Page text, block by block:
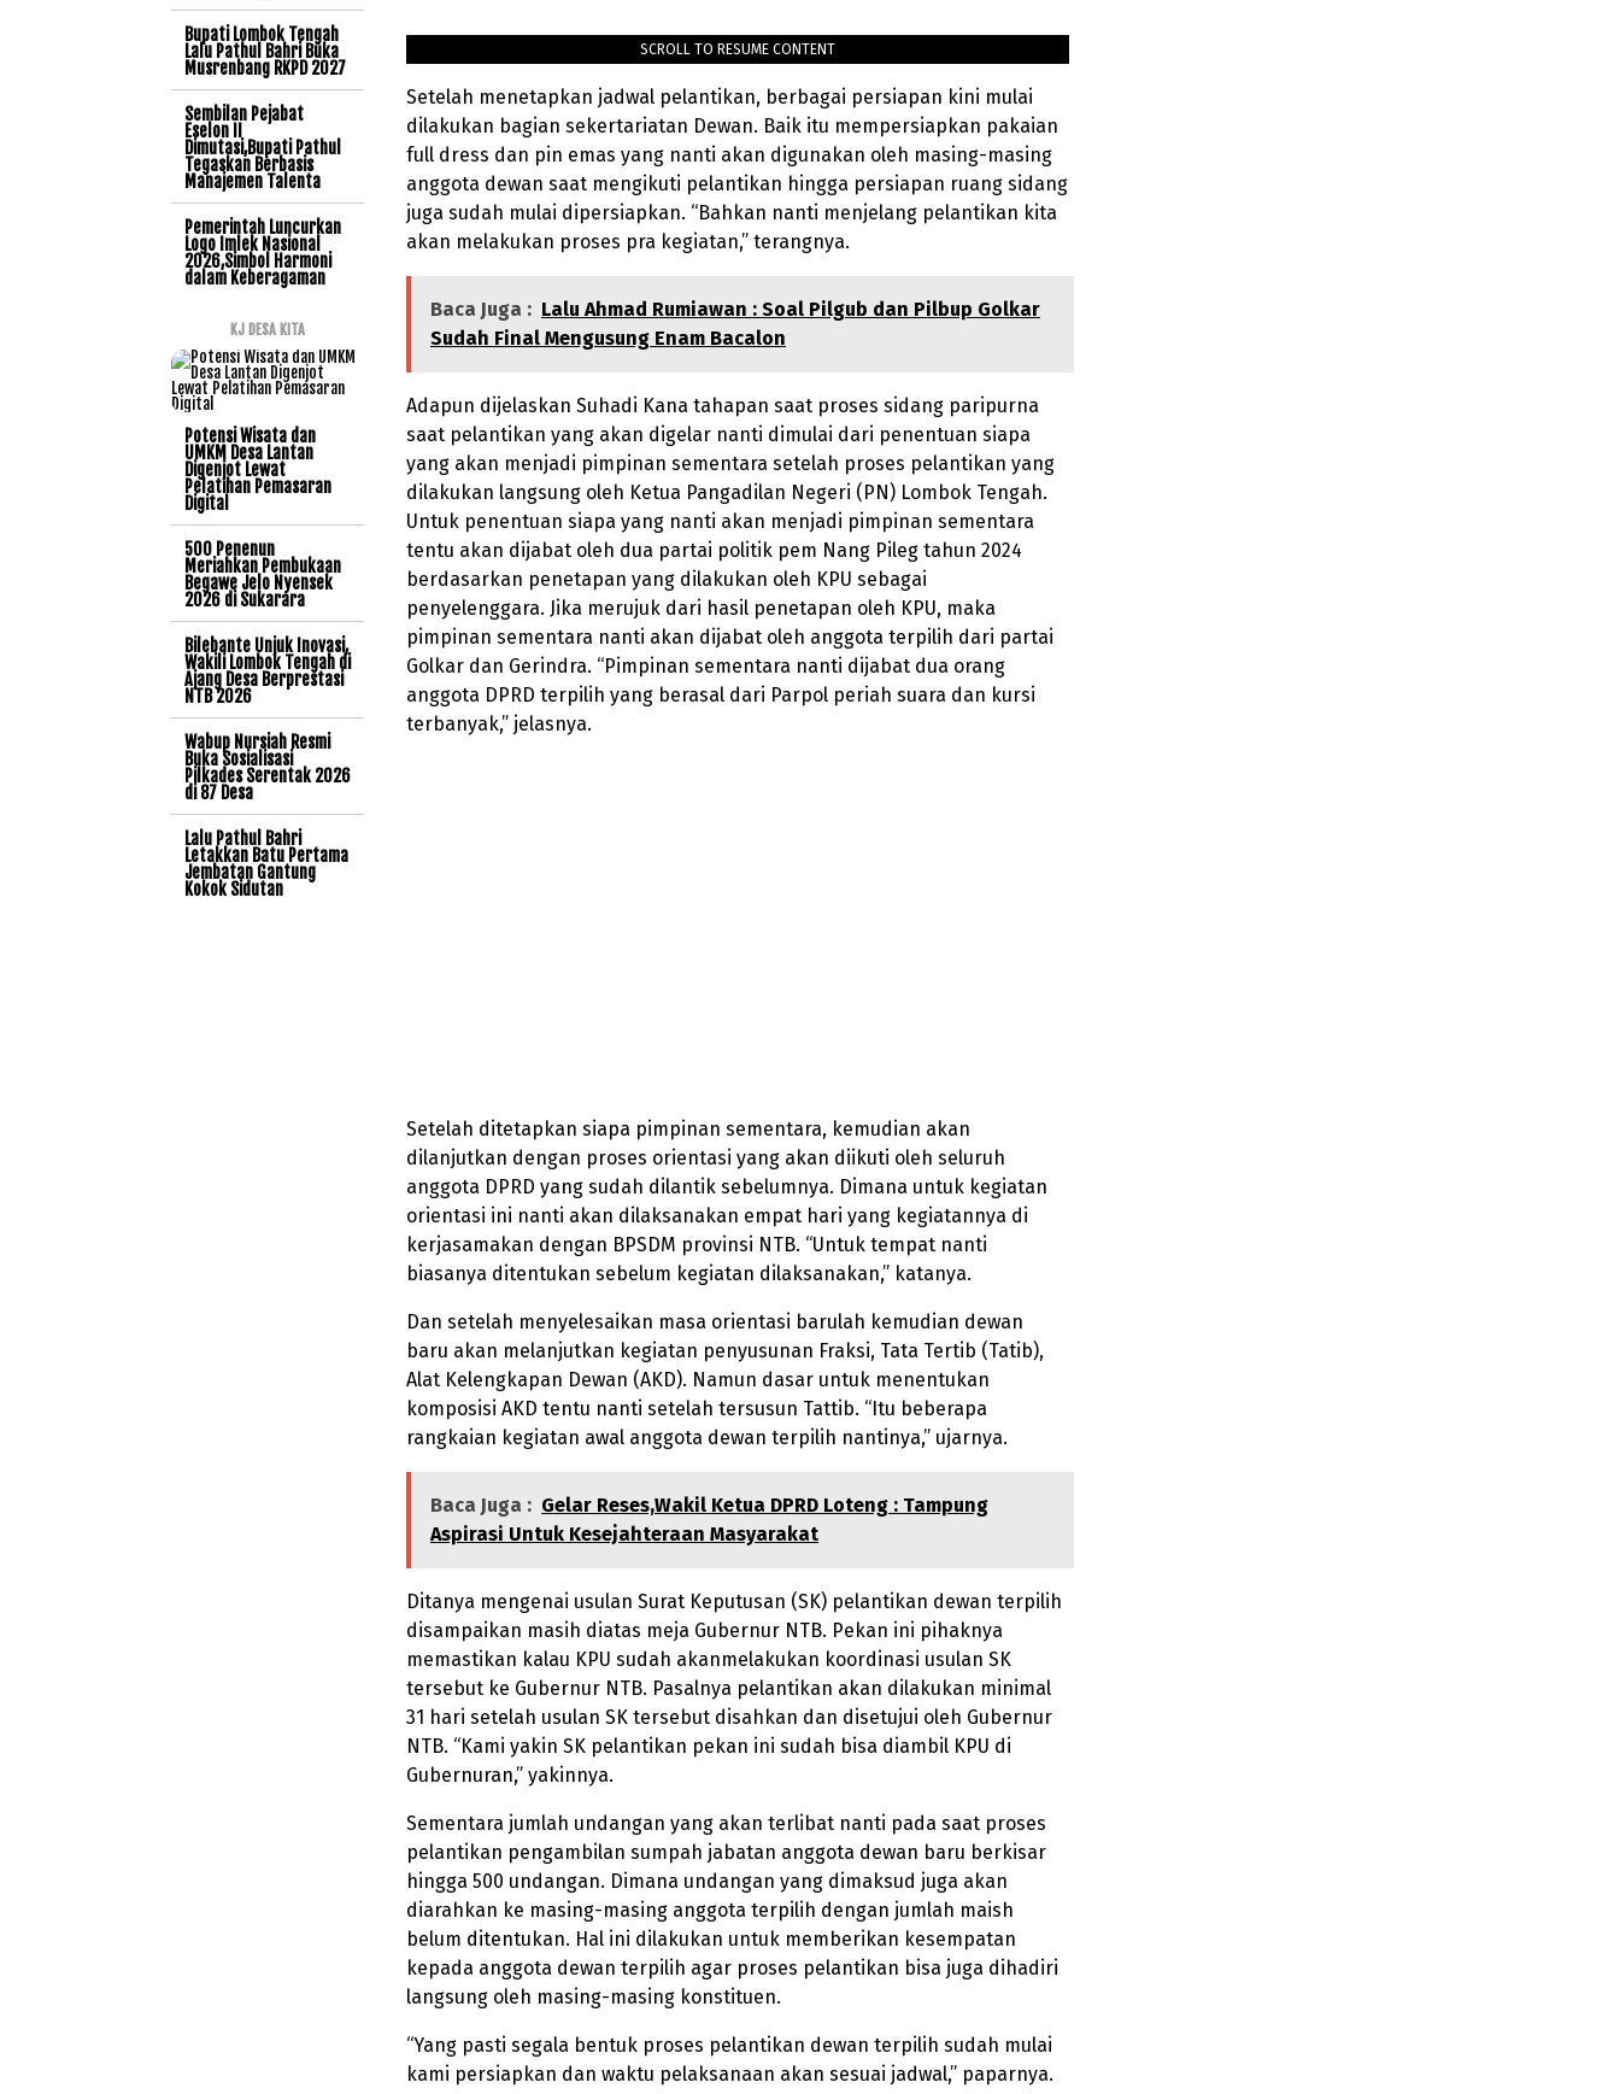
SCROLL TO RESUME CONTENT
Setelah menetapkan jadwal pelantikan, berbagai persiapan kini mulai
dilakukan bagian sekertariatan Dewan. Baik itu mempersiapkan pakaian
full dress dan pin emas yang nanti akan digunakan oleh masing-masing
anggota dewan saat mengikuti pelantikan hingga persiapan ruang sidang
juga sudah mulai dipersiapkan. “Bahkan nanti menjelang pelantikan kita
akan melakukan proses pra kegiatan,” terangnya.
Baca Juga : Lalu Ahmad Rumiawan : Soal Pilgub dan Pilbup Golkar
Sudah Final Mengusung Enam Bacalon
Adapun dijelaskan Suhadi Kana tahapan saat proses sidang paripurna
saat pelantikan yang akan digelar nanti dimulai dari penentuan siapa
yang akan menjadi pimpinan sementara setelah proses pelantikan yang
dilakukan langsung oleh Ketua Pangadilan Negeri (PN) Lombok Tengah.
Untuk penentuan siapa yang nanti akan menjadi pimpinan sementara
tentu akan dijabat oleh dua partai politik pem Nang Pileg tahun 2024
berdasarkan penetapan yang dilakukan oleh KPU sebagai
penyelenggara. Jika merujuk dari hasil penetapan oleh KPU, maka
pimpinan sementara nanti akan dijabat oleh anggota terpilih dari partai
Golkar dan Gerindra. “Pimpinan sementara nanti dijabat dua orang
anggota DPRD terpilih yang berasal dari Parpol periah suara dan kursi
terbanyak,” jelasnya.
Setelah ditetapkan siapa pimpinan sementara, kemudian akan
dilanjutkan dengan proses orientasi yang akan diikuti oleh seluruh
anggota DPRD yang sudah dilantik sebelumnya. Dimana untuk kegiatan
orientasi ini nanti akan dilaksanakan empat hari yang kegiatannya di
kerjasamakan dengan BPSDM provinsi NTB. “Untuk tempat nanti
biasanya ditentukan sebelum kegiatan dilaksanakan,” katanya.
Dan setelah menyelesaikan masa orientasi barulah kemudian dewan
baru akan melanjutkan kegiatan penyusunan Fraksi, Tata Tertib (Tatib),
Alat Kelengkapan Dewan (AKD). Namun dasar untuk menentukan
komposisi AKD tentu nanti setelah tersusun Tattib. “Itu beberapa
rangkaian kegiatan awal anggota dewan terpilih nantinya,” ujarnya.
Baca Juga : Gelar Reses,Wakil Ketua DPRD Loteng : Tampung
Aspirasi Untuk Kesejahteraan Masyarakat
Ditanya mengenai usulan Surat Keputusan (SK) pelantikan dewan terpilih
disampaikan masih diatas meja Gubernur NTB. Pekan ini pihaknya
memastikan kalau KPU sudah akanmelakukan koordinasi usulan SK
tersebut ke Gubernur NTB. Pasalnya pelantikan akan dilakukan minimal
31 hari setelah usulan SK tersebut disahkan dan disetujui oleh Gubernur
NTB. “Kami yakin SK pelantikan pekan ini sudah bisa diambil KPU di
Gubernuran,” yakinnya.
Sementara jumlah undangan yang akan terlibat nanti pada saat proses
pelantikan pengambilan sumpah jabatan anggota dewan baru berkisar
hingga 500 undangan. Dimana undangan yang dimaksud juga akan
diarahkan ke masing-masing anggota terpilih dengan jumlah maish
belum ditentukan. Hal ini dilakukan untuk memberikan kesempatan
kepada anggota dewan terpilih agar proses pelantikan bisa juga dihadiri
langsung oleh masing-masing konstituen.
“Yang pasti segala bentuk proses pelantikan dewan terpilih sudah mulai
kami persiapkan dan waktu pelaksanaan akan sesuai jadwal,” paparnya.
Bupati Lombok Tengah
Lalu Pathul Bahri Buka
Musrenbang RKPD 2027
Sembilan Pejabat
Eselon II
Dimutasi,Bupati Pathul
Tegaskan Berbasis
Manajemen Talenta
Pemerintah Luncurkan
Logo Imlek Nasional
2026,Simbol Harmoni
dalam Keberagaman
KJ DESA KITA
Potensi Wisata dan
UMKM Desa Lantan
Digenjot Lewat
Pelatihan Pemasaran
Digital
500 Penenun
Meriahkan Pembukaan
Begawe Jelo Nyensek
2026 di Sukarara
Bilebante Unjuk Inovasi,
Wakili Lombok Tengah di
Ajang Desa Berprestasi
NTB 2026
Wabup Nursiah Resmi
Buka Sosialisasi
Pilkades Serentak 2026
di 87 Desa
Lalu Pathul Bahri
Letakkan Batu Pertama
Jembatan Gantung
Kokok Sidutan